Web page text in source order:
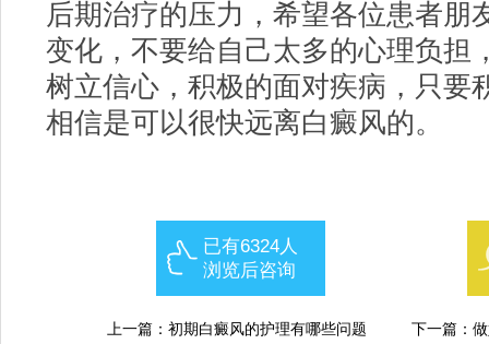
后期治疗的压力，希望各位患者朋
变化，不要给自己太多的心理负担
树立信心，积极的面对疾病，只要
相信是可以很快远离白癜风的。
已有6324人
浏览后咨询
上一篇： 初期白癜风的护理有哪些问题 下一篇：